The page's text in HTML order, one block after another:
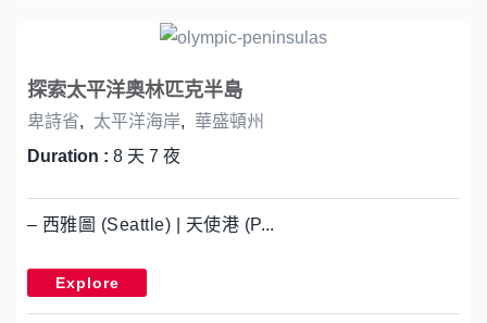
探索太平洋奧林匹克半島
卑詩省, 太平洋海岸, 華盛頓州
Duration : 8 天 7 夜
– 西雅圖 (Seattle) | 天使港 (P...
Explore